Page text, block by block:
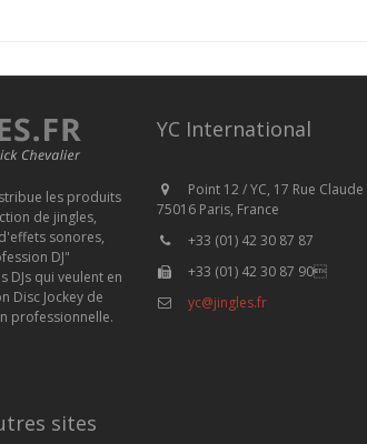
les produits
de jingles,
sonores,
DJ"
DJs qui veulent en
Disc Jockey de
professionnelle.
YC International
Point 12 / YC, 17 Rue
75016 Paris, France
+33 (01) 42 30 87 87
+33 (01) 42 30 87 90
yc@jingles.fr
sites